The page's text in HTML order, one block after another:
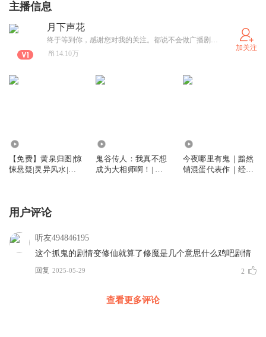
主播信息
月下声花
终于等到你，感谢您对我的关注。都说不会做广播剧的后期的制作人不是一个好的声优。 全能系主播。攀登29期，后期7期，AIGC2期，有声制作人1期，广播剧1期，AI短视频4期毕业生。 AI写作10期12期官方辅导官，AI写作旗舰3期官方点评官。喜欢要从一而终，之后的日子请多关照。 合作请+V 。爱你无止境
14.10万
加关注
【免费】黄泉归图|惊
悚悬疑|灵异风水|盗
鬼谷传人：我真不想
成为大相师啊！| 相
今夜哪里有鬼｜黯然
销混蛋代表作｜经典
用户评论
听友494846195
这个抓鬼的剧情变修仙就算了修魔是几个意思什么鸡吧剧情
回复 2025-05-29 2
查看更多评论